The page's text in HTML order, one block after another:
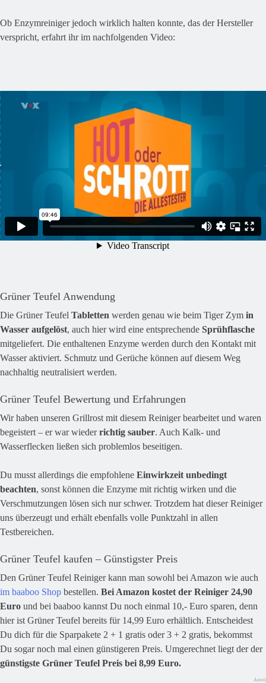
Ob Enzymreiniger jedoch wirklich halten konnte, das der Hersteller
verspricht, erfahrt ihr im nachfolgenden Video:
Grüner Teufel Anwendung
Die Grüner Teufel Tabletten werden genau wie beim Tiger Zym in
Wasser aufgelöst, auch hier wird eine entsprechende Sprühflasche
mitgeliefert. Die enthaltenen Enzyme werden durch den Kontakt mit
Wasser aktiviert. Schmutz und Gerüche können auf diesem Weg
nachhaltig neutralisiert werden.
Grüner Teufel Bewertung und Erfahrungen
Wir haben unseren Grillrost mit diesem Reiniger bearbeitet und waren
begeistert – er war wiederrichtig sauber. Auch Kalk- und
Wasserflecken ließen sich problemlos beseitigen.
Du musst allerdings die empfohlene Einwirkzeit unbedingt
beachten, sonst können die Enzyme mit richtig wirken und die
Verschmutzungen lösen sich nur schwer. Trotzdem hat dieser Reiniger
uns überzeugt und erhält ebenfalls volle Punktzahl in allen
Testbereichen.
Grüner Teufel kaufen – Günstigster Preis
Den Grüner Teufel Reiniger kann man sowohl bei Amazon wie auch
im baaboo Shop bestellen. Bei Amazon kostet der Reiniger 24,90
Euro und bei baaboo kannst Du noch einmal 10,- Euro sparen, denn
hier ist Grüner Teufel bereits für 14,99 Euro erhältlich. Entscheidest
Du dich für die Sparpakete 2 + 1 gratis oder 3 + 2 gratis, bekommst
Du sogar noch mal einen günstigeren Preis. Umgerechnet liegt der der
günstigste Grüner Teufel Preis bei 8,99 Euro.